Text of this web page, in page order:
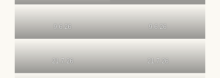
9.6.26 9.6.26
21.7.26 21.7.26